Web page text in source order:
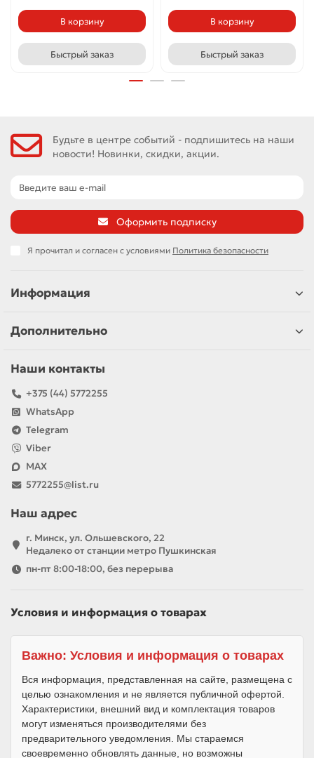
В корзину
Быстрый заказ
В корзину
Быстрый заказ
Будьте в центре событий - подпишитесь на наши
новости! Новинки, скидки, акции.
Оформить подписку
Я прочитал и согласен с условиями Политика безопасности
Информация
Дополнительно
Наши контакты
+375 (44) 5772255
WhatsApp
Telegram
Viber
MAX
5772255@list.ru
Наш адрес
г. Минск, ул. Ольшевского, 22
Недалеко от станции метро Пушкинская
пн-пт 8:00-18:00, без перерыва
Условия и информация о товарах
Важно: Условия и информация о товарах
Вся информация, представленная на сайте, размещена с
целью ознакомления и не является публичной офертой.
Характеристики, внешний вид и комплектация товаров
могут изменяться производителями без
предварительного уведомления. Мы стараемся
своевременно обновлять данные, но возможны